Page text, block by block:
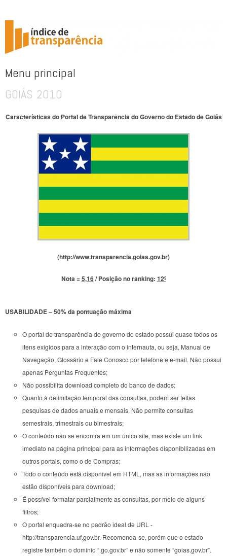
ÍNDICE DE TRANSPARÊNCIA
Menu principal
Pular para o conteúdo
GOIÁS 2010
Características do Portal de Transparência do Governo do Estado de Goiás
(http://www.transparencia.goias.gov.br)
Nota =5,16/ Posição no ranking: 12º
USABILIDADE – 50% da pontuação máxima
O portal de transparência do governo do estado possui quase todos os
itens exigidos para a interação com o internauta, ou seja, Manual de
Navegação, Glossário e Fale Conosco por telefone e e-mail. Não possui
apenas Perguntas Frequentes;
Não possibilita download completo do banco de dados;
Quanto à delimitação temporal das consultas, podem ser feitas
pesquisas de dados anuais e mensais. Não permite consultas
semestrais, trimestrais ou bimestrais;
O conteúdo não se encontra em um único site, mas existe um link
imediato na página principal para as informações disponibilizadas em
outros portais, como o de Compras;
Todo o conteúdo está disponível em HTML, mas as informações não
estão disponíveis para download;
É possível formatar parcialmente as consultas, por meio de alguns
filtros;
O portal enquadra-se no padrão ideal de URL -
http://transparencia.uf.gov.br. Recomenda-se, porém que o estado
registre também o domínio “.go.gov.br” e não somente “goias.gov.br”.